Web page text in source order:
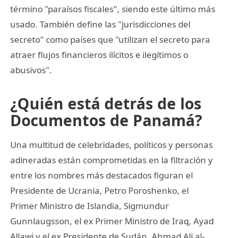
término "paraísos fiscales", siendo este último más
usado. También define las "jurisdicciones del
secreto" como países que "utilizan el secreto para
atraer flujos financieros ilícitos e ilegítimos o
abusivos".
¿Quién está detrás de los
Documentos de Panamá?
Una multitud de celebridades, políticos y personas
adineradas están comprometidas en la filtración y
entre los nombres más destacados figuran el
Presidente de Ucrania, Petro Poroshenko, el
Primer Ministro de Islandia, Sigmundur
Gunnlaugsson, el ex Primer Ministro de Iraq, Ayad